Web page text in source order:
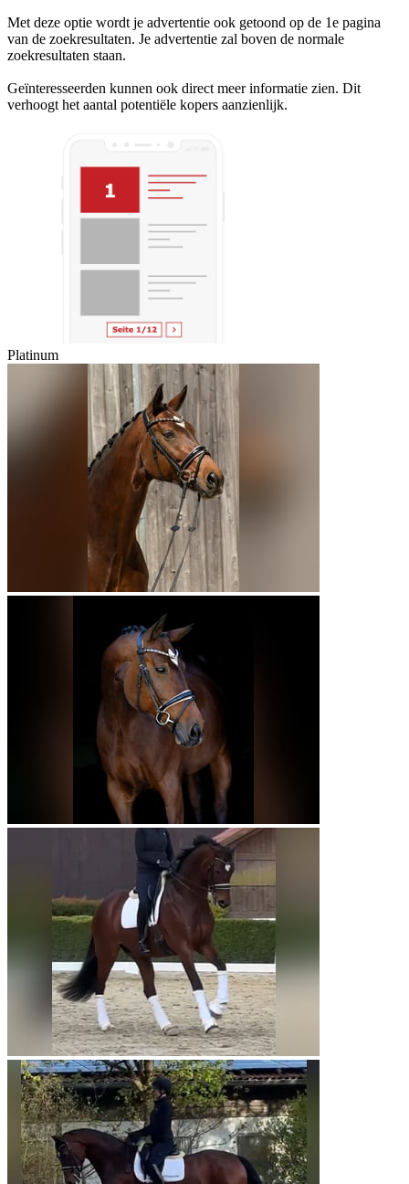
Met deze optie wordt je advertentie ook getoond op de 1e pagina
van de zoekresultaten. Je advertentie zal boven de normale
zoekresultaten staan.
Geïnteresseerden kunnen ook direct meer informatie zien. Dit
verhoogt het aantal potentiële kopers aanzienlijk.
Platinum